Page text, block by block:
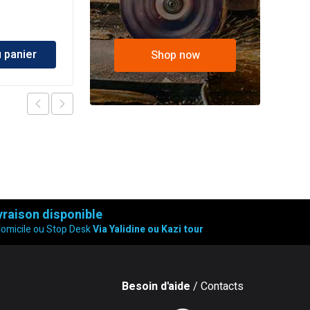
panier
122,200.00د.ج
Ajouter au panier
Shop now
disponible
ou Stop DeskVia Yalidine ou Kazi tour
Besoin d'aide / Contacts